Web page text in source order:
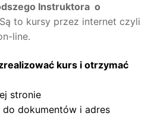
Instruktora o
to kursy przez internet czyli
line.
kurs i otrzymać
stronie
dokumentów i adres